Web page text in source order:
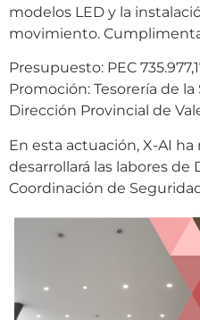
modelos LED y la
movimiento.
Presupuesto: PEC
Promoción: Tesorería de
Dirección Provincial de
En esta actuación, X-AI
desarrollará las labores de
Coordinación de